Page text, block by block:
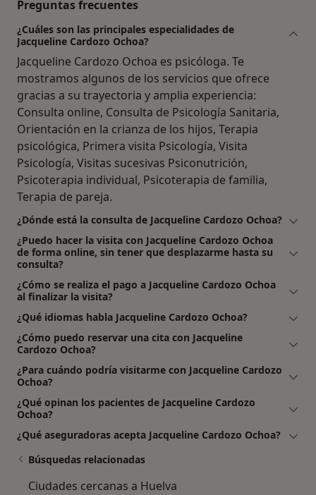
Preguntas frecuentes
¿Cuáles son las principales especialidades de
Jacqueline Cardozo Ochoa?
Jacqueline Cardozo Ochoa es psicóloga. Te
mostramos algunos de los servicios que ofrece
gracias a su trayectoria y amplia experiencia:
Consulta online, Consulta de Psicología Sanitaria,
Orientación en la crianza de los hijos, Terapia
psicológica, Primera visita Psicología, Visita
Psicología, Visitas sucesivas Psiconutrición,
Psicoterapia individual, Psicoterapia de familia,
Terapia de pareja.
¿Dónde está la consulta de Jacqueline Cardozo Ochoa?
¿Puedo hacer la visita con Jacqueline Cardozo Ochoa
de forma online, sin tener que desplazarme hasta su
consulta?
¿Cómo se realiza el pago a Jacqueline Cardozo Ochoa
al finalizar la visita?
¿Qué idiomas habla Jacqueline Cardozo Ochoa?
¿Cómo puedo reservar una cita con Jacqueline
Cardozo Ochoa?
¿Para cuándo podría visitarme con Jacqueline Cardozo
Ochoa?
¿Qué opinan los pacientes de Jacqueline Cardozo
Ochoa?
¿Qué aseguradoras acepta Jacqueline Cardozo Ochoa?
Búsquedas relacionadas
Ciudades cercanas a Huelva